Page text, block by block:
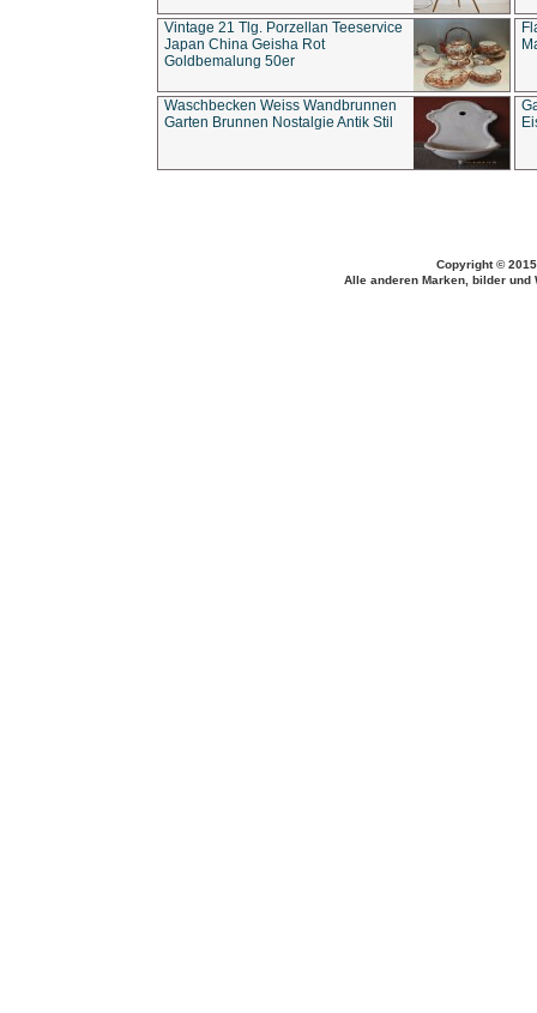
Vintage 21 Tlg. Porzellan Teeservice
Japan China Geisha Rot
Goldbemalung 50er
Waschbecken Weiss Wandbrunnen
Garten Brunnen Nostalgie Antik Stil
Copyright ©
Alle anderen Marken, bilder und